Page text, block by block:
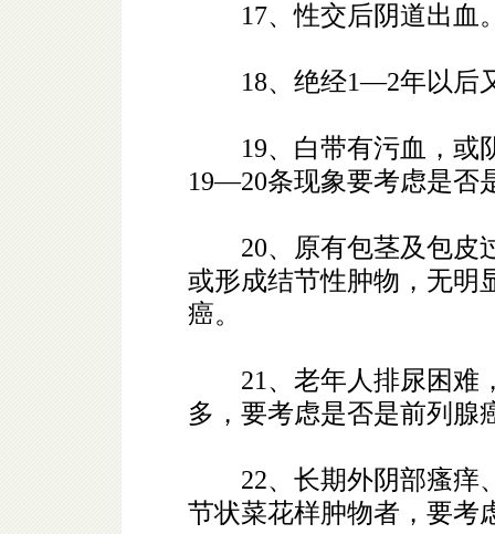
17、性交后阴道出血
18、绝经1—2年以后
19、白带有污血，或
19—20条现象要考虑是否
20、原有包茎及包皮
或形成结节性肿物，无明
癌。
21、老年人排尿困难
多，要考虑是否是前列腺
22、长期外阴部瘙痒
节状菜花样肿物者，要考